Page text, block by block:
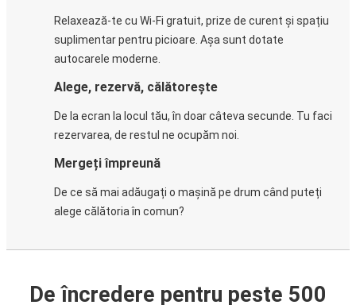
Relaxează-te cu Wi-Fi gratuit, prize de curent și spațiu
suplimentar pentru picioare. Așa sunt dotate
autocarele moderne.
Alege, rezervă, călătorește
De la ecran la locul tău, în doar câteva secunde. Tu faci
rezervarea, de restul ne ocupăm noi.
Mergeți împreună
De ce să mai adăugați o mașină pe drum când puteți
alege călătoria în comun?
De încredere pentru peste 500